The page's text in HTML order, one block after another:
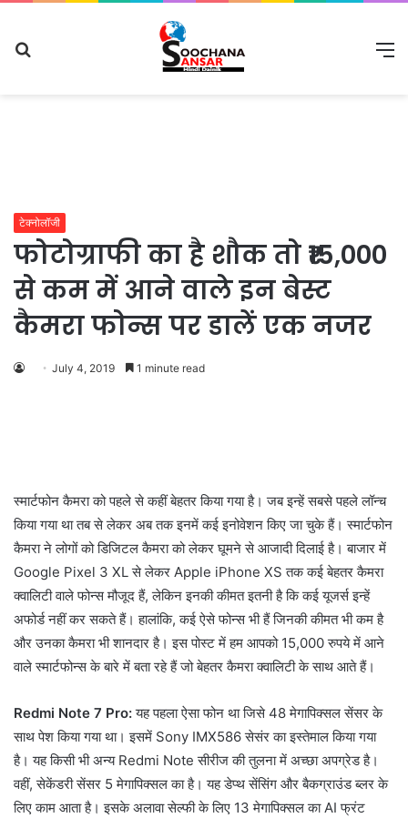
टेक्नोलॉजी
फोटोग्राफी का है शौक तो ₹15,000
से कम में आने वाले इन बेस्ट
कैमरा फोन्स पर डालें एक नजर
July 4, 2019 1 minute read
स्मार्टफोन कैमरा को पहले से कहीं बेहतर किया गया है। जब इन्हें सबसे पहले लॉन्च
किया गया था तब से लेकर अब तक इनमें कई इनोवेशन किए जा चुके हैं। स्मार्टफोन
कैमरा ने लोगों को डिजिटल कैमरा को लेकर घूमने से आजादी दिलाई है। बाजार में
Google Pixel 3 XL से लेकर Apple iPhone XS तक कई बेहतर कैमरा
क्वालिटी वाले फोन्स मौजूद हैं, लेकिन इनकी कीमत इतनी है कि कई यूजर्स इन्हें
अफोर्ड नहीं कर सकते हैं। हालांकि, कई ऐसे फोन्स भी हैं जिनकी कीमत भी कम है
और उनका कैमरा भी शानदार है। इस पोस्ट में हम आपको 15,000 रुपये में आने
वाले स्मार्टफोन्स के बारे में बता रहे हैं जो बेहतर कैमरा क्वालिटी के साथ आते हैं।
Redmi Note 7 Pro:यह पहला ऐसा फोन था जिसे 48 मेगापिक्सल सेंसर के
साथ पेश किया गया था। इसमें Sony IMX586 सेसंर का इस्तेमाल किया गया
है। यह किसी भी अन्य Redmi Note सीरीज की तुलना में अच्छा अपग्रेड है।
वहीं, सेकेंडरी सेंसर 5 मेगापिक्सल का है। यह डेप्थ सेंसिंग और बैकग्राउंड ब्लर के
लिए काम आता है। इसके अलावा सेल्फी के लिए 13 मेगापिक्सल का AI फ्रंट